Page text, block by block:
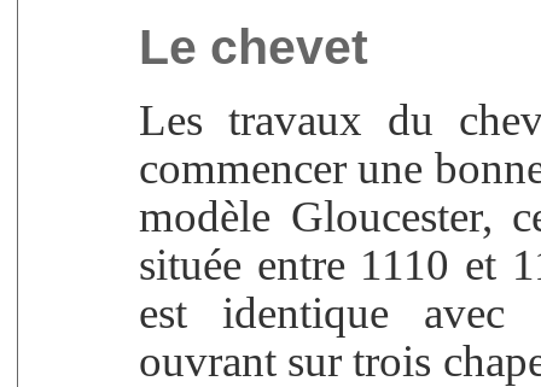
Le chevet
Les travaux du
commencer une
modèle Gloucester,
située entre 1110 et
est identique
ouvrant sur trois